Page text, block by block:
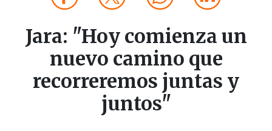
Jara: "Hoy comienza un
nuevo camino que
recorreremos juntas y
juntos"